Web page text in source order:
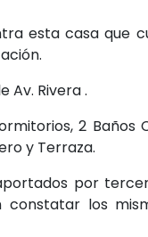
esta casa que
Av. Rivera .
2
y Terraza.
por
los